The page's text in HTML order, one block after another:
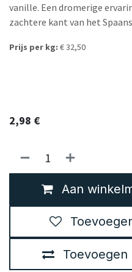
vanille. Een dromerige
zachtere kant van het
Prijs per kg: € 32,50
2,98 €
Aan